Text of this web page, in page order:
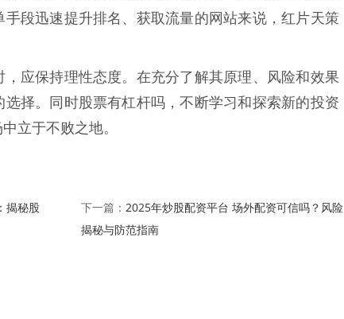
段迅速提升排名、获取流量的网站来说，红片天策
应保持理性态度。在充分了解其原理、风险和效果
择。同时股票有杠杆吗，不断学习和探索新的投资
立于不败之地。
揭秘股
下一篇： 2025年炒股配资平台 场外配资可信吗？风险
揭秘与防范指南